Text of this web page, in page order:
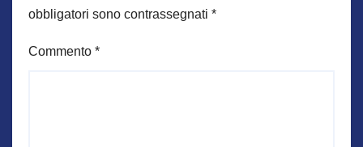
obbligatori sono contrassegnati *
Commento *